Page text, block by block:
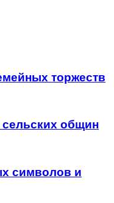
торжеств
общин
символов и